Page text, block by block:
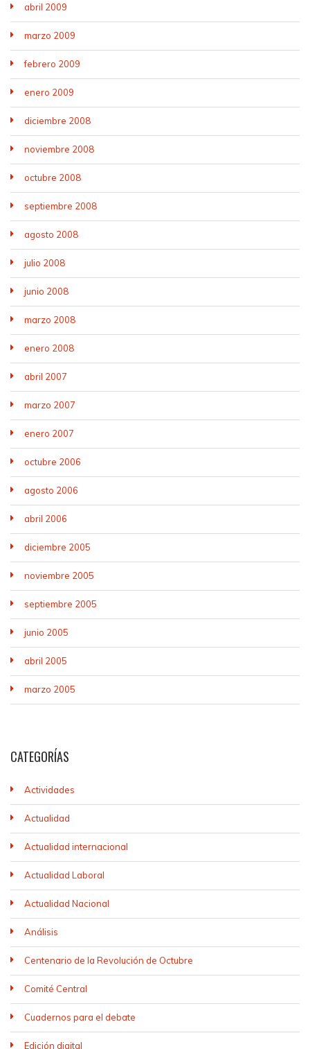
abril 2009
marzo 2009
febrero 2009
enero 2009
diciembre 2008
noviembre 2008
octubre 2008
septiembre 2008
agosto 2008
julio 2008
junio 2008
marzo 2008
enero 2008
abril 2007
marzo 2007
enero 2007
octubre 2006
agosto 2006
abril 2006
diciembre 2005
noviembre 2005
septiembre 2005
junio 2005
abril 2005
marzo 2005
CATEGORÍAS
Actividades
Actualidad
Actualidad internacional
Actualidad Laboral
Actualidad Nacional
Análisis
Centenario de la Revolución de Octubre
Comité Central
Cuadernos para el debate
Edición digital